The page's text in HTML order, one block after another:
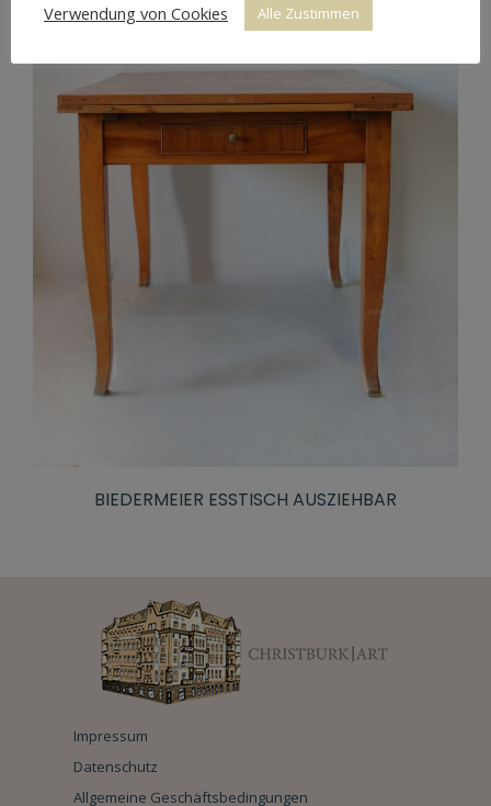
BIEDERMEIER ESSTISCH AUSZIEHBAR
Impressum
Datenschutz
Allgemeine Geschäftsbedingungen
Verwendung von Cookies
Alle Zustimmen